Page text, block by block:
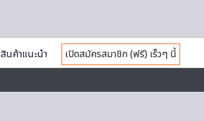
สินค้าแนะนำ
เปิดสมัครสมาชิก (ฟรี) เร็วๆ นี้